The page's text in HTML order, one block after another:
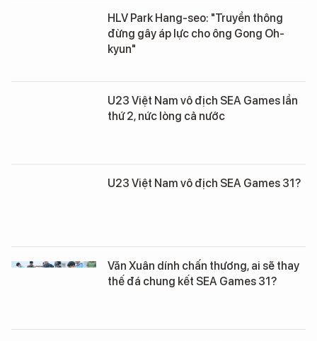
HLV Park Hang-seo: "Truyền thông
đừng gây áp lực cho ông Gong Oh-
kyun"
U23 Việt Nam vô địch SEA Games lần
thứ 2, nức lòng cả nước
U23 Việt Nam vô địch SEA Games 31?
Văn Xuân dính chấn thương, ai sẽ thay
thế đá chung kết SEA Games 31?